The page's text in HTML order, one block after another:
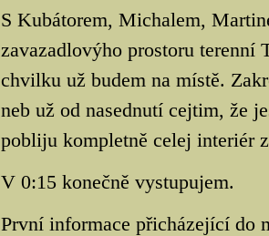
S Kubátorem, Michalem,
zavazadlovýho prostoru terenní
chvilku už budem na místě.
neb už od nasednutí cejtim, že
pobliju kompletně celej interiér
V 0:15 konečně vystupujem.
První informace přicházející do